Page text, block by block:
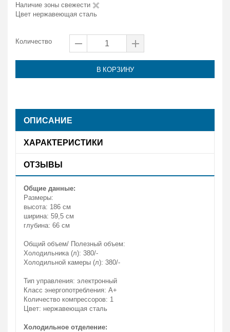
Наличие зоны свежести
Цвет нержавеющая сталь
Количество
В КОРЗИНУ
ОПИСАНИЕ
ХАРАКТЕРИСТИКИ
ОТЗЫВЫ
Общие данные:
Размеры:
высота: 186 см
ширина: 59,5 см
глубина: 66 см
Общий объем/ Полезный объем:
Холодильника (л): 380/-
Холодильной камеры (л): 380/-
Тип управления: электронный
Класс энергопотребления: A+
Количество компрессоров: 1
Цвет: нержавеющая сталь
Холодильное отделение: